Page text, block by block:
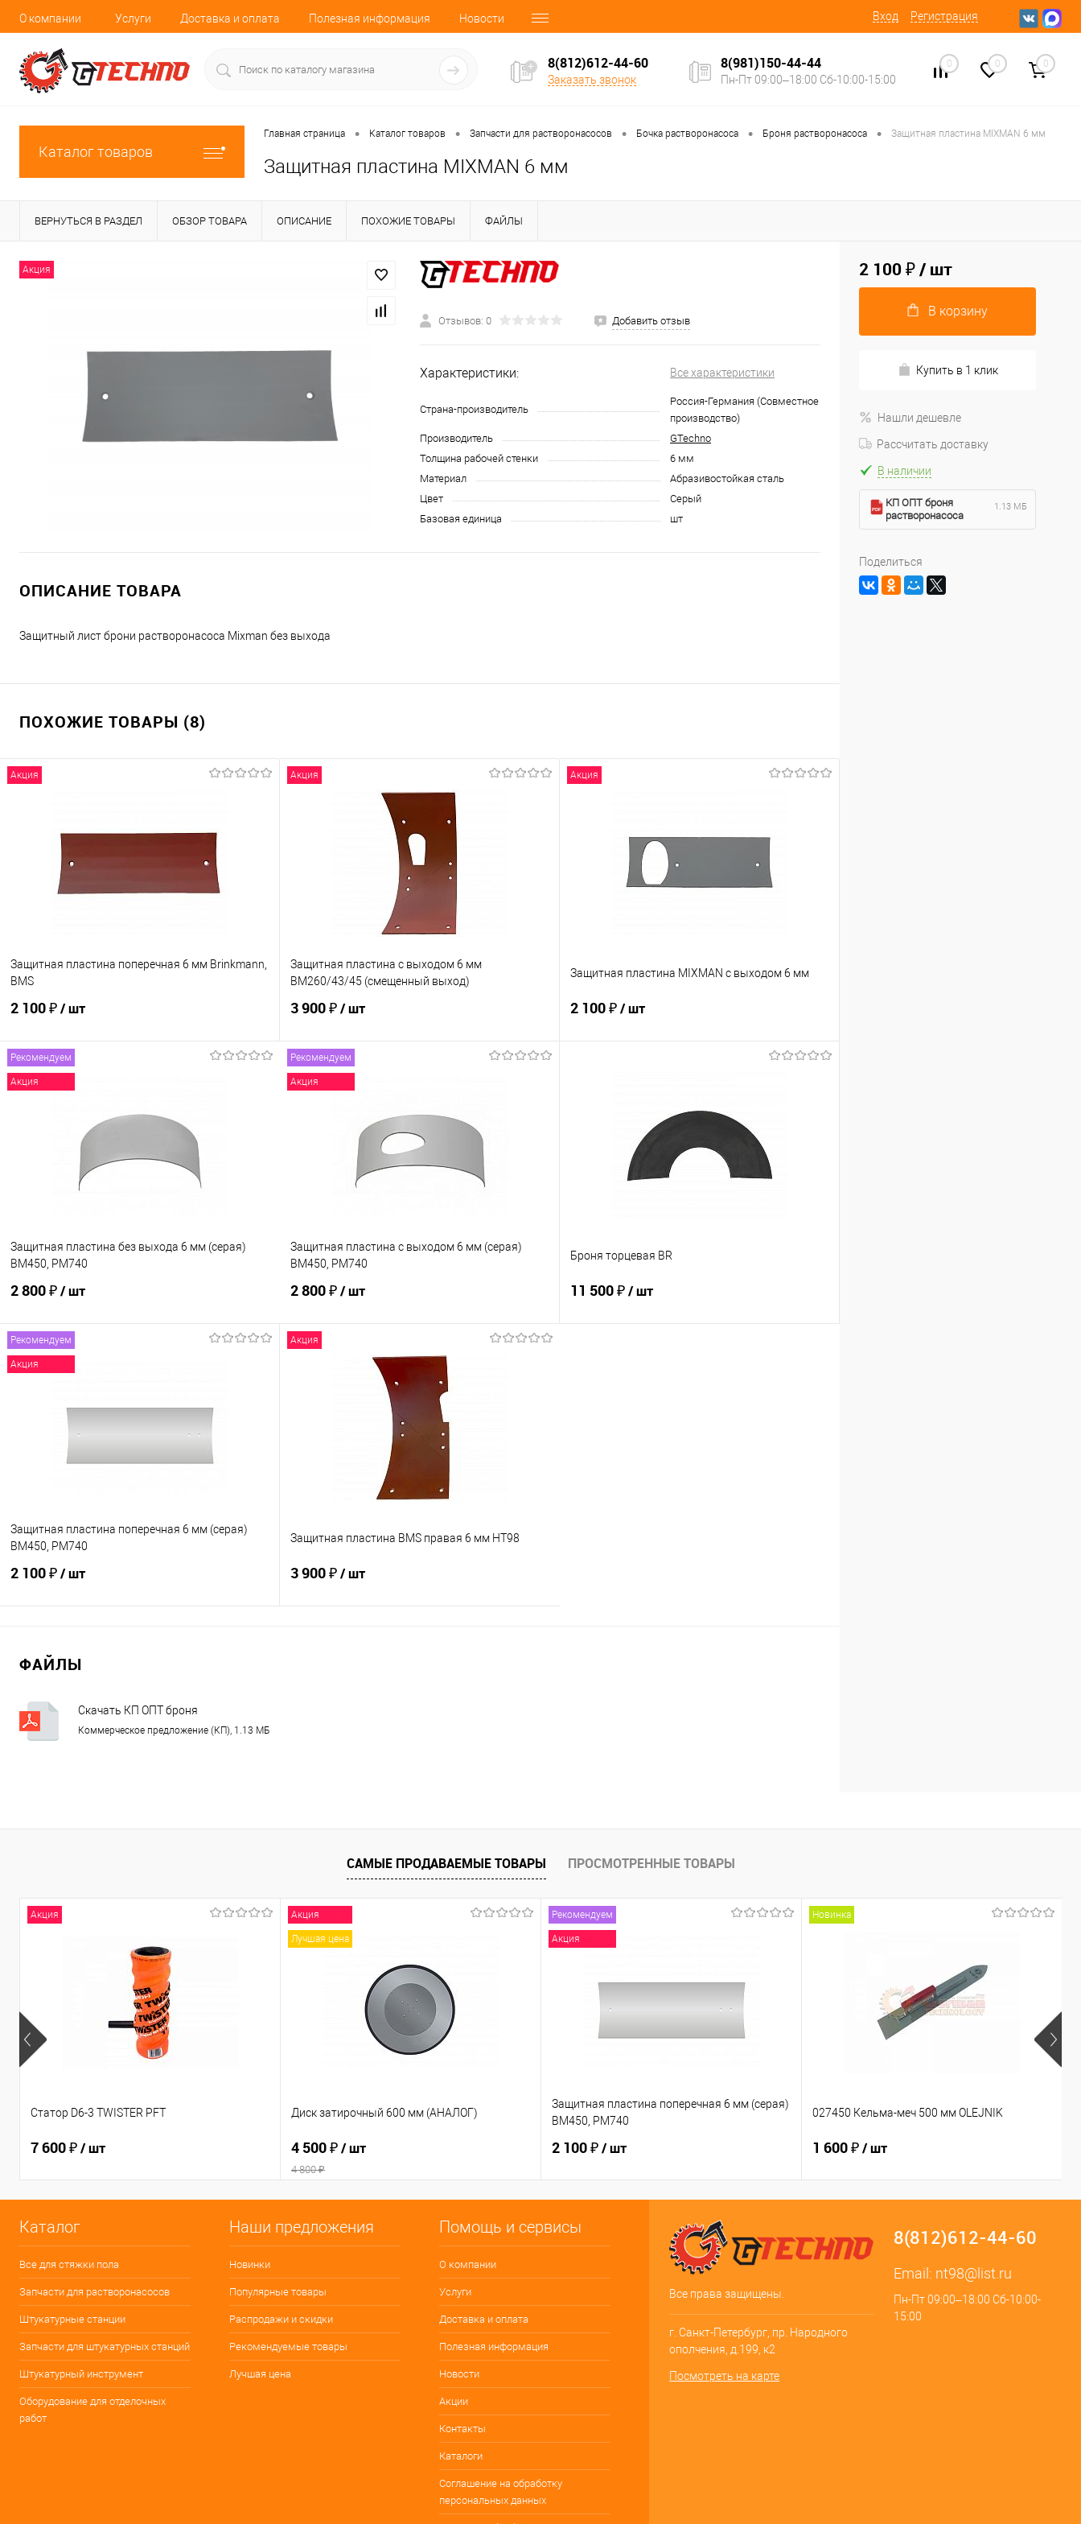
О компании Услуги Доставка и оплата Полезная информация Новости Вход Регистрация
8(812)612-44-60
Заказать звонок
8(981)150-44-44
Пн-Пт 09:00–18:00 Сб-10:00-15:00
0 0 0
Каталог товаров
Главная страница • Каталог товаров • Запчасти для растворонасосов • Бочка растворонасоса • Броня растворонасоса • Защитная пластина MIXMAN 6 мм
Защитная пластина MIXMAN 6 мм
ВЕРНУТЬСЯ В РАЗДЕЛ ОБЗОР ТОВАРА ОПИСАНИЕ ПОХОЖИЕ ТОВАРЫ ФАЙЛЫ
Акция
Отзывов: 0 Добавить отзыв
Характеристики: Все характеристики
Страна-производитель
Россия-Германия (Совместное
производство)
Производитель
GTechno
Толщина рабочей стенки
6 мм
Материал
Абразивостойкая сталь
Цвет
Серый
Базовая единица
шт
ОПИСАНИЕ ТОВАРА
Защитный лист брони растворонасоса Mixman без выхода
ПОХОЖИЕ ТОВАРЫ (8)
Акция
Защитная пластина поперечная 6 мм Brinkmann,
BMS
2 100 ₽/ шт
К сравнению
В избранное
В наличии
Акция
Защитная пластина с выходом 6 мм
BM260/43/45 (смещенный выход)
3 900 ₽/ шт
Купить в 1 клик
К сравнению
В избранное
В наличии
Акция
Защитная пластина MIXMAN с выходом 6 мм
2 100 ₽/ шт
К сравнению
В избранное
В наличии
Рекомендуем
Акция
Защитная пластина без выхода 6 мм (серая)
BM450, PM740
2 800 ₽/ шт
В избранное
В наличии
Рекомендуем
Акция
Защитная пластина с выходом 6 мм (серая)
BM450, PM740
2 800 ₽/ шт
В корзину
Броня торцевая BR
11 500 ₽/ шт
Рекомендуем
Акция
Защитная пластина поперечная 6 мм (серая)
BM450, PM740
2 100 ₽/ шт
В избранное
В наличии
Акция
Защитная пластина BMS правая 6 мм НТ98
3 900 ₽/ шт
ФАЙЛЫ
Скачать КП ОПТ броня
растворонасоса.pdf
Коммерческое предложение (КП), 1.13 МБ
2 100 ₽/ шт
В корзину
Купить в 1 клик
Нашли дешевле
Рассчитать доставку
В наличии
КП ОПТ броня
растворонасоса
1.13 МБ
Поделиться
САМЫЕ ПРОДАВАЕМЫЕ ТОВАРЫ ПРОСМОТРЕННЫЕ ТОВАРЫ
Акция
Статор D6-3 TWISTER PFT
7 600 ₽/ шт
Акция
Лучшая цена
Диск затирочный 600 мм (АНАЛОГ)
4 500 ₽/ шт
4 800 ₽
Рекомендуем
Акция
Защитная пластина поперечная 6 мм (серая)
BM450, PM740
2 100 ₽/ шт
Новинка
027450 Кельма-меч 500 мм OLEJNIK
1 600 ₽/ шт
Каталог
Все для стяжки пола
Запчасти для растворонасосов
Штукатурные станции
Запчасти для штукатурных станций
Штукатурный инструмент
Оборудование для отделочных
работ
Наши предложения
Новинки
Популярные товары
Распродажи и скидки
Рекомендуемые товары
Лучшая цена
Помощь и сервисы
О компании
Услуги
Доставка и оплата
Полезная информация
Новости
Акции
Контакты
Каталоги
Соглашение на обработку
персональных данных
Все права защищены.
г. Санкт-Петербург, пр. Народного
ополчения, д.199, к2
Посмотреть на карте
8(812)612-44-60
Email: nt98@list.ru
Пн-Пт 09:00–18:00 Сб-10:00-
15:00